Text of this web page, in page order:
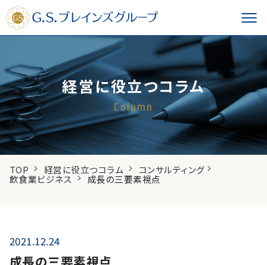
経営に役立つコラム
Column
TOP 経営に役立つコラム コンサルティング
飲食業ビジネス 成長の三要素視点
2021.12.24
成長の三要素視点